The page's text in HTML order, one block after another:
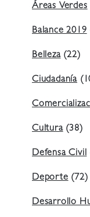
Áreas Verdes
Balance 2019
Belleza(22)
Ciudadanía
Cultura(38)
Defensa Civil
Deporte (72)
Desarrollo